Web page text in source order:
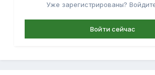
Уже зарегистрированы?
Войти сейчас